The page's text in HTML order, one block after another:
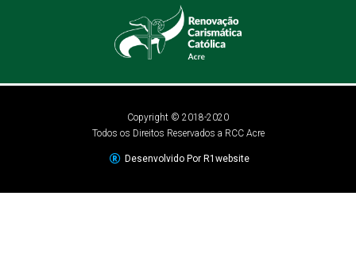
Copyright © 2018-2020
Todos os Direitos Reservados a RCC Acre
Desenvolvido Por R1website